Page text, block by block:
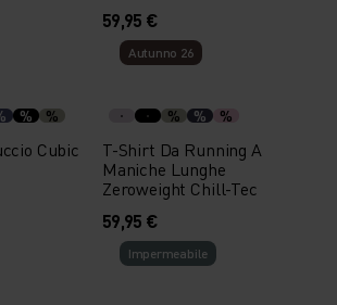
59,95 €
% %
Cubic
Autunno 26
% % %
T-Shirt Da Running A
Maniche Lunghe
Zeroweight Chill-Tec
59,95 €
Impermeabile